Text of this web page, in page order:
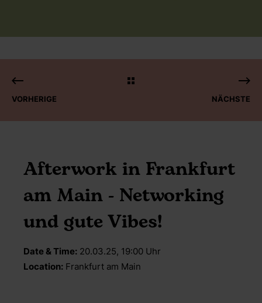
VORHERIGE NÄCHSTE
Afterwork in Frankfurt
am Main - Networking
und gute Vibes!
Date & Time: 20.03.25, 19:00 Uhr
Location: Frankfurt am Main